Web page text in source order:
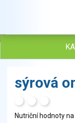
Vejce
sýrová
Nutriční hodnoty